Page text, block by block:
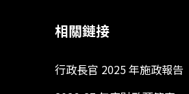
相關鏈接
行政長官 2025 年施政報告